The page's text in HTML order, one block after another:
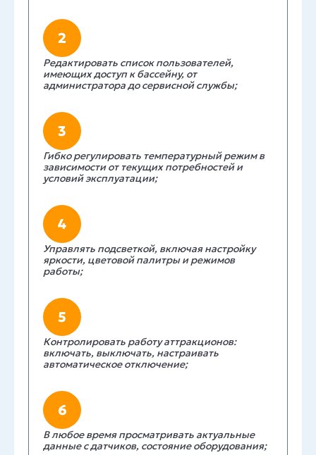
2
Редактировать список пользователей,
имеющих доступ к бассейну, от
администратора до сервисной службы;
3
Гибко регулировать температурный режим в
зависимости от текущих потребностей и
условий эксплуатации;
4
Управлять подсветкой, включая настройку
яркости, цветовой палитры и режимов
работы;
5
Контролировать работу аттракционов:
включать, выключать, настраивать
автоматическое отключение;
6
В любое время просматривать актуальные
данные с датчиков, состояние оборудования;